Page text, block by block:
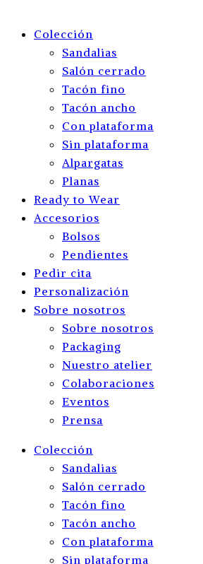
Colección
Sandalias
Salón cerrado
Tacón fino
Tacón ancho
Con plataforma
Sin plataforma
Alpargatas
Planas
Ready to Wear
Accesorios
Bolsos
Pendientes
Pedir cita
Personalización
Sobre nosotros
Sobre nosotros
Packaging
Nuestro atelier
Colaboraciones
Eventos
Prensa
Colección
Sandalias
Salón cerrado
Tacón fino
Tacón ancho
Con plataforma
Sin plataforma